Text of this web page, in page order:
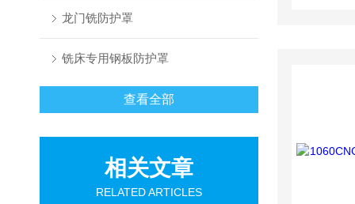
龙门铣防护罩
铣床专用钢板防护罩
查看全部
相关文章
RELATED ARTICLES